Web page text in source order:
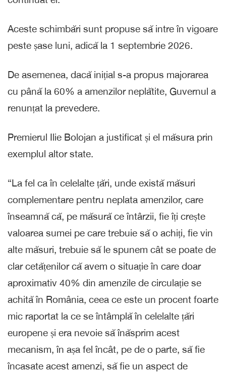
Aceste schimbări sunt propuse să intre în vigoare
peste șase luni, adică la 1 septembrie 2026.
De asemenea, dacă inițial s-a propus majorarea
cu până la 60% a amenzilor neplătite, Guvernul a
renunțat la prevedere.
Premierul Ilie Bolojan a justificat și el măsura prin
exemplul altor state.
“La fel ca în celelalte țări, unde există măsuri
complementare pentru neplata amenzilor, care
înseamnă că, pe măsură ce întârzii, fie îți crește
valoarea sumei pe care trebuie să o achiți, fie vin
alte măsuri, trebuie să le spunem cât se poate de
clar cetățenilor că avem o situație în care doar
aproximativ 40% din amenzile de circulație se
achită în România, ceea ce este un procent foarte
mic raportat la ce se întâmplă în celelalte țări
europene și era nevoie să înăsprim acest
mecanism, în așa fel încât, pe de o parte, să fie
încasate acest amenzi, să fie un aspect de